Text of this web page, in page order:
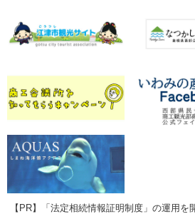
【PR】「法定相続情報証明制度」の運用